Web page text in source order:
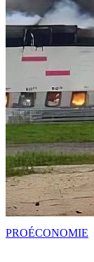
PROÉCONOMIE